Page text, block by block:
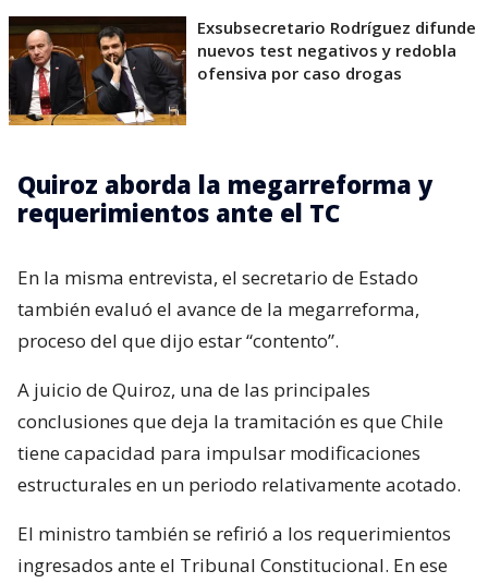
Exsubsecretario Rodríguez difunde
nuevos test negativos y redobla
ofensiva por caso drogas
Quiroz aborda la megarreforma y
requerimientos ante el TC
En la misma entrevista, el secretario de Estado
también evaluó el avance de la megarreforma,
proceso del que dijo estar “contento”.
A juicio de Quiroz, una de las principales
conclusiones que deja la tramitación es que Chile
tiene capacidad para impulsar modificaciones
estructurales en un periodo relativamente acotado.
El ministro también se refirió a los requerimientos
ingresados ante el Tribunal Constitucional. En ese